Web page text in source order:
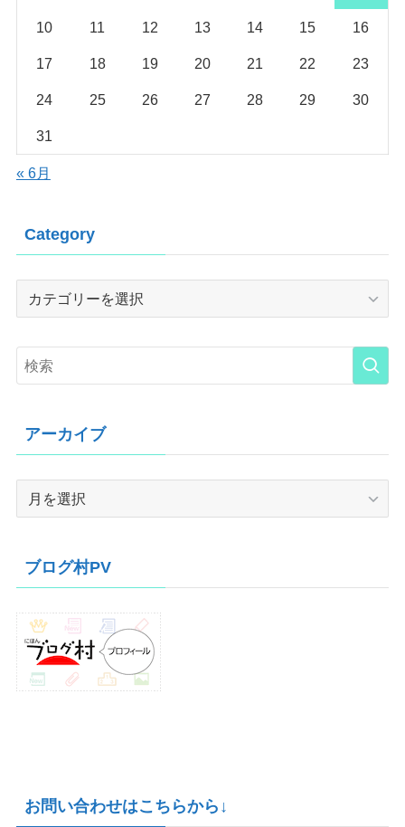
10 11 12 13 14 15 16
17 18 19 20 21 22 23
24 25 26 27 28 29 30
31
« 6月
Category
Category
アーカイブ
ブ
ブログ村PV
お問い合わせはこちらから↓